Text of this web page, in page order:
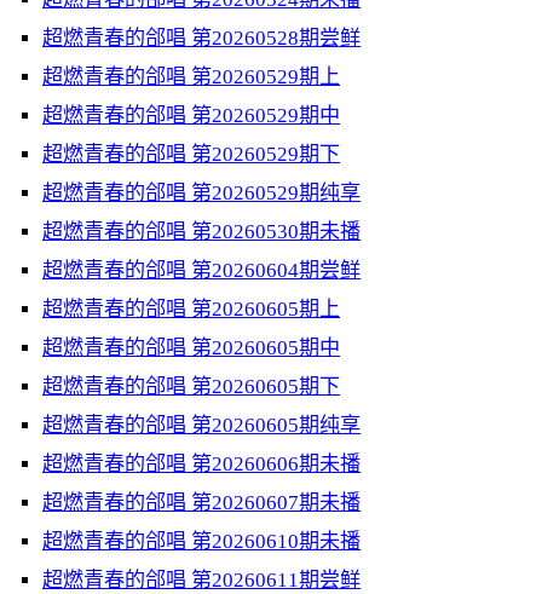
超燃青春的郃唱 第20260528期尝鲜
超燃青春的郃唱 第20260529期上
超燃青春的郃唱 第20260529期中
超燃青春的郃唱 第20260529期下
超燃青春的郃唱 第20260529期纯享
超燃青春的郃唱 第20260530期未播
超燃青春的郃唱 第20260604期尝鲜
超燃青春的郃唱 第20260605期上
超燃青春的郃唱 第20260605期中
超燃青春的郃唱 第20260605期下
超燃青春的郃唱 第20260605期纯享
超燃青春的郃唱 第20260606期未播
超燃青春的郃唱 第20260607期未播
超燃青春的郃唱 第20260610期未播
超燃青春的郃唱 第20260611期尝鲜